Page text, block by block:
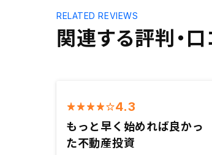
関連する評判・口
RELATED REVIEWS
4.3
もっと早く始めれば良かっ
た不動産投資